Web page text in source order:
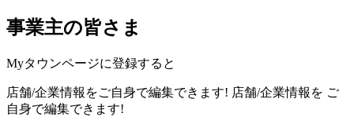
事業主の皆さま
Myタウンページに登録すると
店舗/企業情報をご自身で編集できます! 店舗/企業情報を ご
自身で編集できます!